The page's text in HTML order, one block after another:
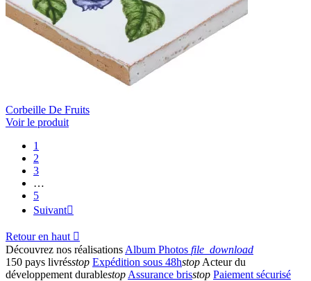
Corbeille De Fruits
Voir le produit
1
2
3
…
5
Suivant
Retour en haut 
Découvrez nos réalisations Album Photos file_download
150 pays livrésstop Expédition sous 48hstop Acteur du
développement durablestop Assurance brisstop Paiement sécurisé